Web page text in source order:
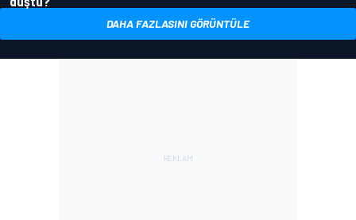
DAHA FAZLASINI GÖRÜNTÜLE